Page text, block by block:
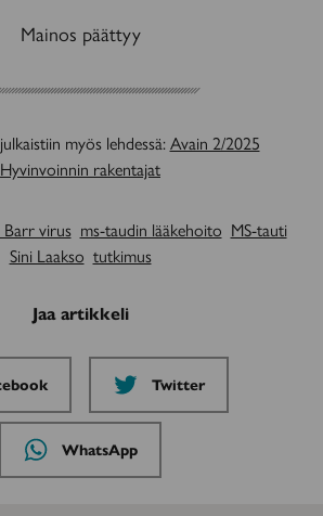
Mainos päättyy
myös lehdessä:Avain 2/2025
Hyvinvoinnin rakentajat
Barr virus ms-taudin lääkehoito MS-tauti
Sini Laakso tutkimus
Jaa artikkeli
Jaa
sivu
palvelussa
Twitter
Jaa
sivu
WhatsApp